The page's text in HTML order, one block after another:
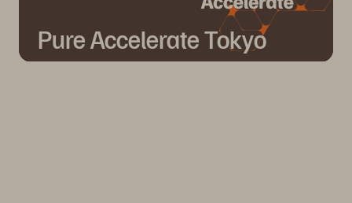
Pure Accelerate Tokyo